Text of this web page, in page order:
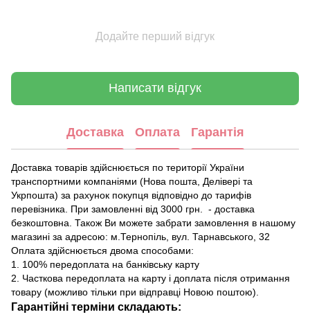
Додайте перший відгук
Написати відгук
Доставка Оплата Гарантія
Доставка товарів здійснюється по території України
транспортними компаніями (Нова пошта, Делівері та
Укрпошта) за рахунок покупця відповідно до тарифів
перевізника. При замовленні від 3000 грн. - доставка
безкоштовна. Також Ви можете забрати замовлення в нашому
магазині за адресою: м.Тернопіль, вул. Тарнавського, 32
Оплата здійснюється двома способами:
1. 100% передоплата на банківську карту
2. Часткова передоплата на карту і доплата після отримання
товару (можливо тільки при відправці Новою поштою).
Гарантійні терміни складають: